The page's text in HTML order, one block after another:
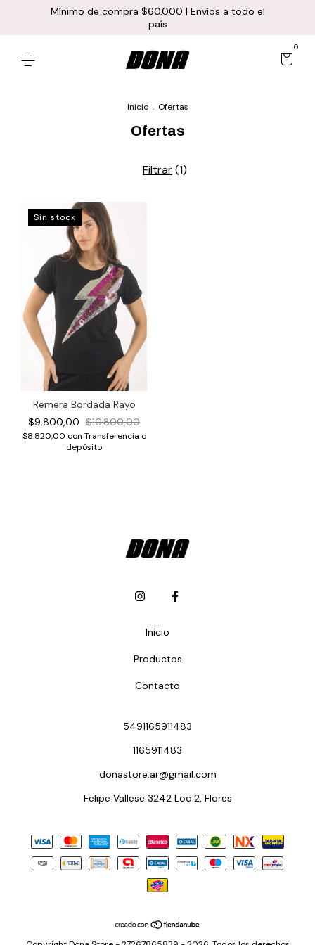
Mínimo de compra $60.000 | Envíos a todo el
país
0
Inicio . Ofertas
Ofertas
Filtrar(1)
Sin stock
Remera Bordada Rayo
$9.800,00 $10.800,00
$8.820,00 con Transferencia o
depósito
Inicio
Productos
Contacto
5491165911483
1165911483
donastore.ar@gmail.com
Felipe Vallese 3242 Loc 2, Flores